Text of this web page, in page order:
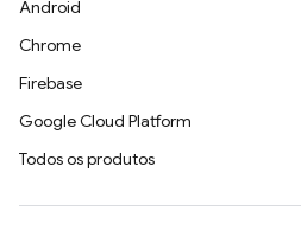
Android
Chrome
Firebase
Google Cloud Platform
Todos os produtos